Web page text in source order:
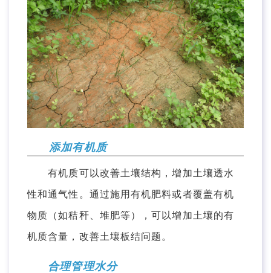
添加有机质
有机质可以改善土壤结构，增加土壤透水
性和通气性。通过施用有机肥料或者覆盖有机
物质（如秸秆、堆肥等），可以增加土壤的有
机质含量，改善土壤板结问题。
合理管理水分